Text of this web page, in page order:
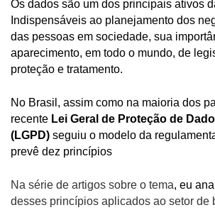
Os dados são um dos principais ativos
Indispensáveis ao planejamento dos
das pessoas em sociedade, sua
aparecimento, em todo o mundo, de
proteção e tratamento.
No Brasil, assim como na maioria dos
recente Lei Geral de Proteção de
(LGPD) seguiu o modelo da
prevê dez princípios
Na série de artigos sobre o tema, eu
desses princípios aplicados ao setor de